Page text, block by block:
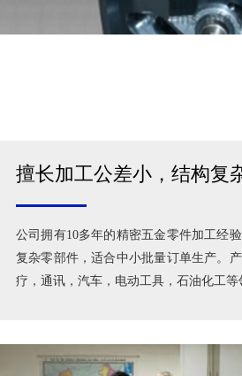
擅长加工公差小，结构复
公司拥有10多年的精密五金零件加工经
复杂零部件，适合中小批量订单生产。
疗，通讯，汽车，电动工具，石油化工等